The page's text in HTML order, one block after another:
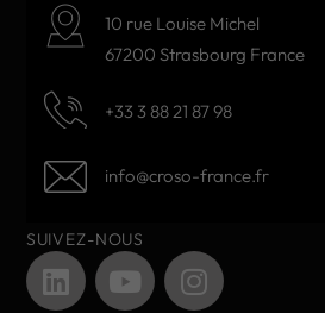
10 rue Louise Michel
67200 Strasbourg France
+33 3 88 21 87 98
info@croso-france.fr
SUIVEZ-NOUS